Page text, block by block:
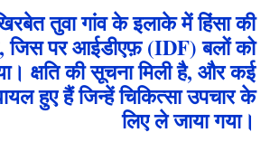
तुवा गांव के इलाके में हिंसा की
जिस पर आईडीएफ़ (IDF) बलों को
क्षति की सूचना मिली है, और कई
हुए हैं जिन्हें चिकित्सा उपचार के
लिए ले जाया गया।